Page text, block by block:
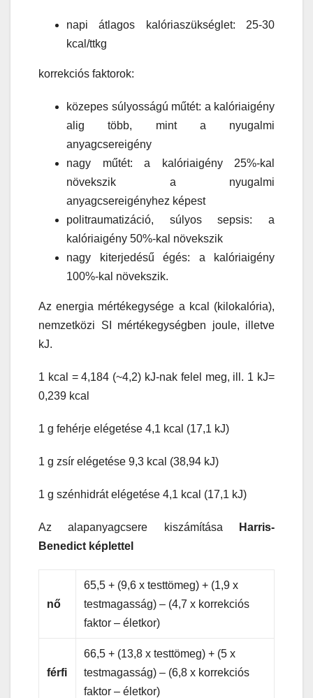
napi átlagos kalóriaszükséglet: 25-30
kcal/ttkg
korrekciós faktorok:
közepes súlyosságú műtét: a kalóriaigény
alig több, mint a nyugalmi
anyagcsereigény
nagy műtét: a kalóriaigény 25%-kal
növekszik a nyugalmi
anyagcsereigényhez képest
politraumatizáció, súlyos sepsis: a
kalóriaigény 50%-kal növekszik
nagy kiterjedésű égés: a kalóriaigény
100%-kal növekszik.
Az energia mértékegysége a kcal (kilokalória),
nemzetközi SI mértékegységben joule, illetve
kJ.
1 kcal = 4,184 (~4,2) kJ-nak felel meg, ill. 1 kJ=
0,239 kcal
1 g fehérje elégetése 4,1 kcal (17,1 kJ)
1 g zsír elégetése 9,3 kcal (38,94 kJ)
1 g szénhidrát elégetése 4,1 kcal (17,1 kJ)
Az alapanyagcsere kiszámítása Harris-
Benedict képlettel
nő
65,5 + (9,6 x testtömeg) + (1,9 x
testmagasság) – (4,7 x korrekciós
faktor – életkor)
férfi
66,5 + (13,8 x testtömeg) + (5 x
testmagasság) – (6,8 x korrekciós
faktor – életkor)